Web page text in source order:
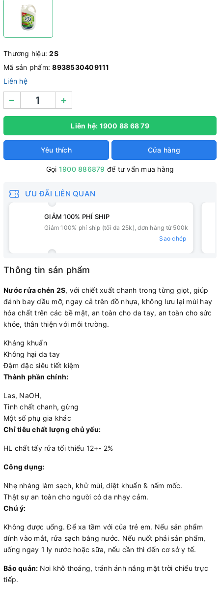
Thương hiệu:2S
Mã sản phẩm:8938530409111
Liên hệ
– +
Liên hệ: 1900 88 68 79
Yêu thích Cửa hàng
Gọi 1900 886879 để tư vấn mua hàng
ƯU ĐÃI LIÊN QUAN
GIẢM 100% PHÍ SHIP
Giảm 100% phí ship (tối đa 25k), đơn hàng từ 500k
Sao chép
Thông tin sản phẩm
Nước rửa chén 2S, với chiết xuất chanh trong từng giọt, giúp
đánh bay dầu mỡ, ngay cả trên đồ nhựa, không lưu lại mùi hay
hóa chất trên các bề mặt, an toàn cho da tay, an toàn cho sức
khỏe, thân thiện với môi trường.
Kháng khuẩn
Không hại da tay
Đậm đặc siêu tiết kiệm
Thành phần chính:
Las, NaOH,
Tinh chất chanh, gừng
Một số phụ gia khác
Chỉ tiêu chất lượng chủ yếu:
HL chất tẩy rửa tối thiểu 12+- 2%
Công dụng:
Nhẹ nhàng làm sạch, khử mùi, diệt khuẩn & nấm mốc.
Thật sự an toàn cho người có da nhạy cảm.
Chú ý:
Không được uống. Để xa tầm với của trẻ em. Nếu sản phẩm
dính vào mắt, rửa sạch bằng nước. Nếu nuốt phải sản phẩm,
uống ngay 1 ly nước hoặc sữa, nếu cần thì đến cơ sở y tế.
Bảo quản: Nơi khô thoáng, tránh ánh nắng mặt trời chiếu trực
tiếp.